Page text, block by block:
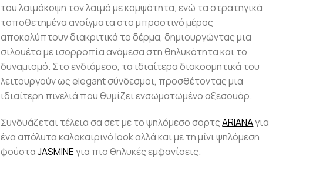
του λαιμόκοψη τον λαιμό με κομψότητα, ενώ τα στρατηγικά
τοποθετημένα ανοίγματα στο μπροστινό μέρος
αποκαλύπτουν διακριτικά το δέρμα, δημιουργώντας μια
σιλουέτα με ισορροπία ανάμεσα στη θηλυκότητα και το
δυναμισμό. Στο ενδιάμεσο, τα ιδιαίτερα διακοσμητικά του
λειτουργούν ως elegant σύνδεσμοι, προσθέτοντας μια
ιδιαίτερη πινελιά που θυμίζει ενσωματωμένο αξεσουάρ.
Συνδυάζεται τέλεια σα σετ με το ψηλόμεσο σορτςARIANAγια
ένα απόλυτα καλοκαιρινό look αλλά και με τη μίνι ψηλόμεση
φούσταJASMINEγια πιο θηλυκές εμφανίσεις.